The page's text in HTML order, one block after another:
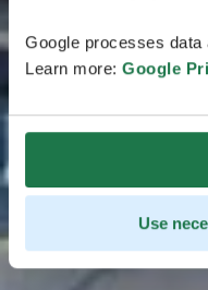
Google processes
Learn more: Google
Use